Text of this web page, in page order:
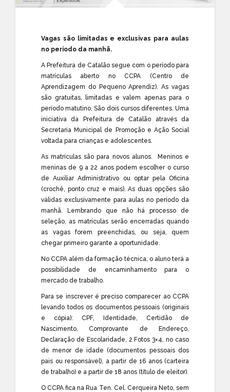
Vagas são limitadas e exclusivas para aulas
no período da manhã.
A Prefeitura de Catalão segue com o período para
matrículas aberto no CCPA (Centro de
Aprendizagem do Pequeno Aprendiz). As vagas
são gratuitas, limitadas e valem apenas para o
período matutino. São dois cursos diferentes. Uma
iniciativa da Prefeitura de Catalão através da
Secretaria Municipal de Promoção e Ação Social
voltada para crianças e adolescentes.
As matrículas são para novos alunos. Meninos e
meninas de 9 a 22 anos podem escolher o curso
de Auxiliar Administrativo ou optar pela Oficina
(crochê, ponto cruz e mais). As duas opções são
válidas exclusivamente para aulas no período da
manhã. Lembrando que não há processo de
seleção, as matrículas serão encerradas quando
as vagas forem preenchidas, ou seja, quem
chegar primeiro garante a oportunidade.
No CCPA além da formação técnica, o aluno terá a
possibilidade de encaminhamento para o
mercado de trabalho.
Para se inscrever é preciso comparecer ao CCPA
levando todos os documentos pessoais (originais
e cópia): CPF, Identidade, Certidão de
Nascimento, Comprovante de Endereço,
Declaração de Escolaridade, 2 Fotos 3×4, no caso
de menor de idade (documentos pessoais dos
pais ou responsável), a partir de 16 anos (carteira
de trabalho) e a partir de 18 anos (título de eleitor).
O CCPA fica na Rua Ten. Cel. Cerqueira Neto, sem